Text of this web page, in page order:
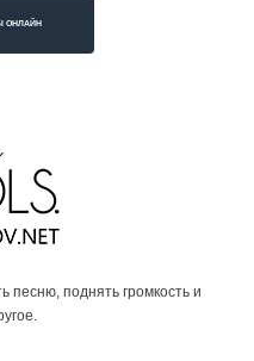
ОНЛАЙН
песню, поднять громкость и